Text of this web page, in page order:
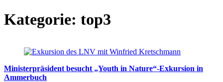
Kategorie: top3
Ministerpräsident besucht „Youth in Nature“-Exkursion in
Ammerbuch